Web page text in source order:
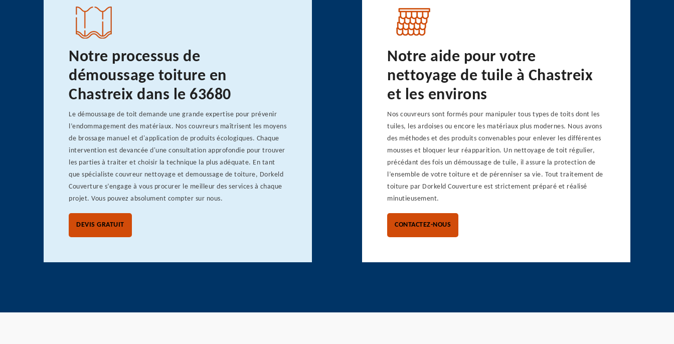
Notre processus de
démoussage toiture en
Chastreix dans le 63680
Le démoussage de toit demande une grande expertise pour prévenir
l’endommagement des matériaux. Nos couvreurs maîtrisent les moyens
de brossage manuel et d'application de produits écologiques. Chaque
intervention est devancée d'une consultation approfondie pour trouver
les parties à traiter et choisir la technique la plus adéquate. En tant
que spécialiste couvreur nettoyage et demoussage de toiture, Dorkeld
Couverture s’engage à vous procurer le meilleur des services à chaque
projet. Vous pouvez absolument compter sur nous.
DEVIS GRATUIT
Notre aide pour votre
nettoyage de tuile à Chastreix
et les environs
Nos couvreurs sont formés pour manipuler tous types de toits dont les
tuiles, les ardoises ou encore les matériaux plus modernes. Nous avons
des méthodes et des produits convenables pour enlever les différentes
mousses et bloquer leur réapparition. Un nettoyage de toit régulier,
précédant des fois un démoussage de tuile, il assure la protection de
l’ensemble de votre toiture et de pérenniser sa vie. Tout traitement de
toiture par Dorkeld Couverture est strictement préparé et réalisé
minutieusement.
CONTACTEZ-NOUS